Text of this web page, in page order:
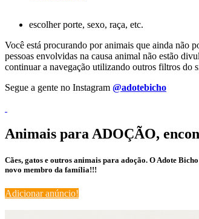
escolher porte, sexo, raça, etc.
Você está procurando por animais que ainda não
pessoas envolvidas na causa animal não estão
continuar a navegação utilizando outros filtros do
Segue a gente no Instagram @adotebicho
Animais para ADOÇÃO,
Cães, gatos e outros animais para adoção. O Adote
novo membro da família!!!
Adicionar anúncio!